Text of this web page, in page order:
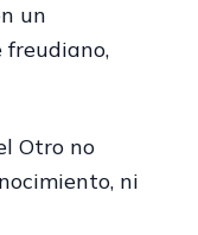
un
freudiano,
Otro no
ni